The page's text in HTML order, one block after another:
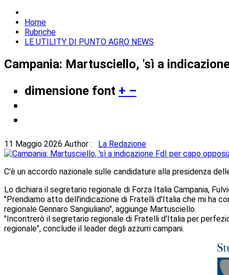
Home
Rubriche
LE UTILITY DI PUNTO AGRO NEWS
Campania: Martusciello, 'sì a
dimensione font + –
11 Maggio 2026 Author : La Redazione
C'è un accordo nazionale sulle candidature alla presidenza
Lo dichiara il segretario regionale di Forza Italia Campania,
"Prendiamo atto dell'indicazione di Fratelli d'Italia che mi ha
regionale Gennaro Sangiuliano", aggiunge Martusciello.
"Incontrerò il segretario regionale di Fratelli d'Italia per
regionale", conclude il leader degli azzurri campani.